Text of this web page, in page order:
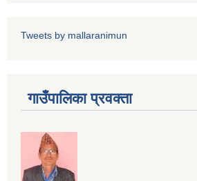
Tweets by mallaranimun
गाउँपालिका प्रवक्ता